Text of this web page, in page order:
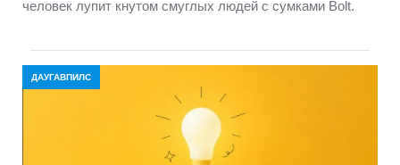
человек лупит кнутом смуглых людей с сумками Bolt.
ДАУГАВПИЛС